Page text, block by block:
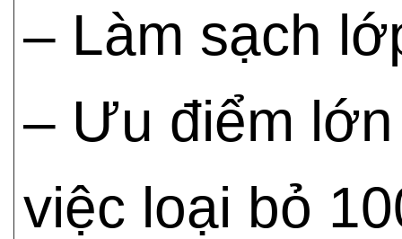
– Làm sạch
– Ưu điểm
việc loại bỏ